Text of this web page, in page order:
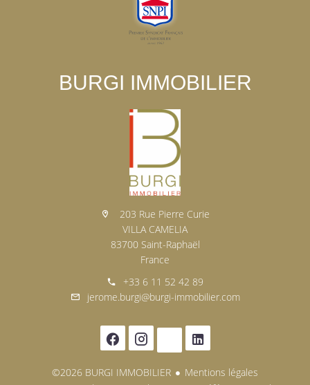
BURGI IMMOBILIER
203 Rue Pierre Curie
VILLA CAMELIA
83700 Saint-Raphaël
France
+33 6 11 52 42 89
jerome.burgi@burgi-immobilier.com
©2026 BURGI IMMOBILIER
Mentions légales